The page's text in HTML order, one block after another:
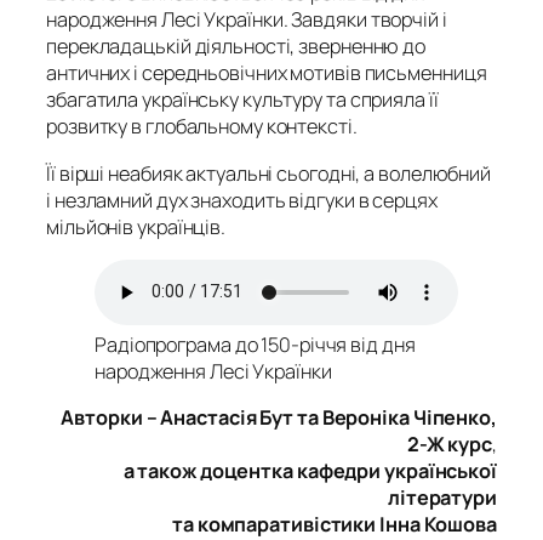
народження Лесі Українки.Завдяки творчій і
перекладацькій діяльності, зверненню до
античних і середньовічних мотивів письменниця
збагатила українську культуру та сприяла її
розвитку в глобальному контексті.
Її вірші неабияк актуальні сьогодні, а волелюбний
і незламний дух знаходить відгуки в серцях
мільйонів українців.
Радіопрограма до 150-річчя від дня
народження Лесі Українки
Авторки – Анастасія Бут та Вероніка Чіпенко,
2-Ж курс,
а також доцентка кафедри української
літератури
та компаративістики Інна Кошова